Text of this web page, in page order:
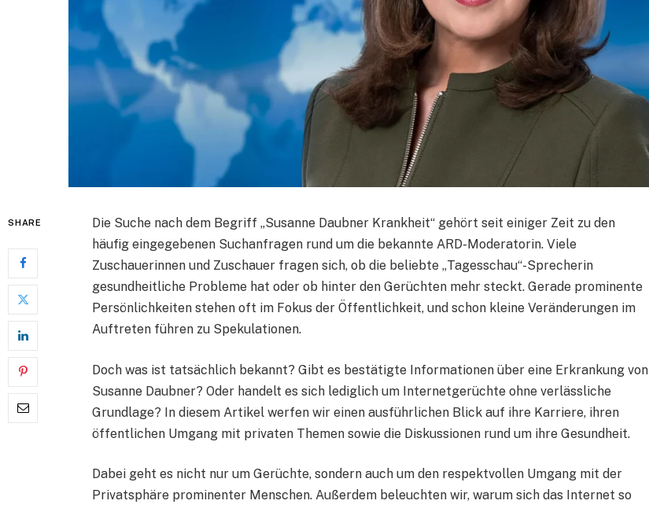
SHARE
Die Suche nach dem Begriff „Susanne Daubner Krankheit“ gehört seit einiger Zeit zu den
häufig eingegebenen Suchanfragen rund um die bekannte ARD-Moderatorin. Viele
Zuschauerinnen und Zuschauer fragen sich, ob die beliebte „Tagesschau“-Sprecherin
gesundheitliche Probleme hat oder ob hinter den Gerüchten mehr steckt. Gerade prominente
Persönlichkeiten stehen oft im Fokus der Öffentlichkeit, und schon kleine Veränderungen im
Auftreten führen zu Spekulationen.
Doch was ist tatsächlich bekannt? Gibt es bestätigte Informationen über eine Erkrankung von
Susanne Daubner? Oder handelt es sich lediglich um Internetgerüchte ohne verlässliche
Grundlage? In diesem Artikel werfen wir einen ausführlichen Blick auf ihre Karriere, ihren
öffentlichen Umgang mit privaten Themen sowie die Diskussionen rund um ihre Gesundheit.
Dabei geht es nicht nur um Gerüchte, sondern auch um den respektvollen Umgang mit der
Privatsphäre prominenter Menschen. Außerdem beleuchten wir, warum sich das Internet so